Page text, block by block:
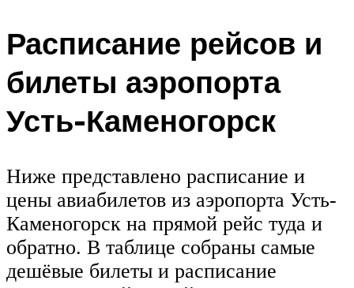
Расписание рейсов и
билеты аэропорта
Усть-Каменогорск
Ниже представлено расписание и
цены авиабилетов из аэропорта Усть-
Каменогорск на прямой рейс туда и
обратно. В таблице собраны самые
дешёвые билеты и расписание